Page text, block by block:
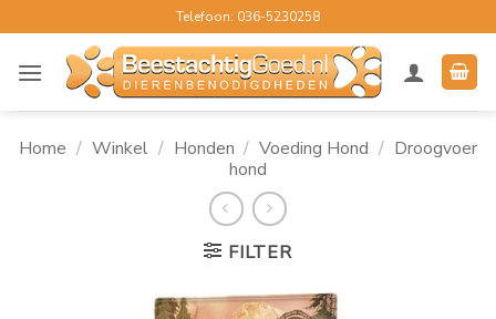
naar
inhoud
Telefoon: 036-5230258
Home / Winkel / Honden / Voeding Hond / Droogvoer
hond
FILTER